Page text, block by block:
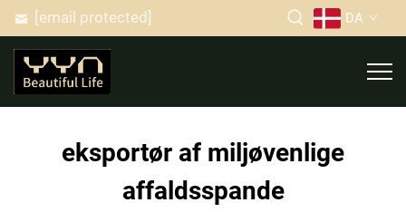
[email protected] DA
eksportør af miljøvenlige
affaldsspande